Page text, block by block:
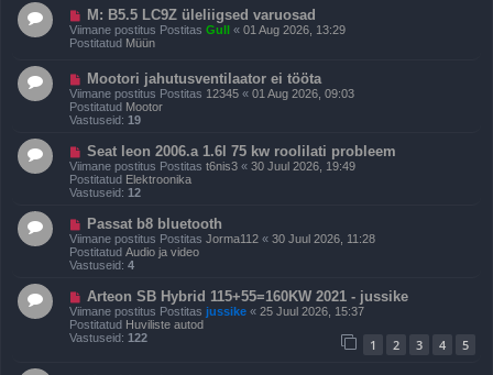
s
t
i
U
u
s
t
i
t
s
M: B5.5 LC9Z üleliigsed varuosad
Viimane postitus Postitas Gull « 01 Aug 2026, 13:29
Postitatud Müün
U
u
s
p
i
t
u
Mootori jahutusventilaator ei tööta
Viimane postitus Postitas 12345 « 01 Aug 2026, 09:03
Postitatud Mootor
Vastuseid: 19
U
u
s
p
i
t
u
Seat leon 2006.a 1.6l 75 kw roolilati probleem
Viimane postitus Postitas t6nis3 « 30 Juul 2026, 19:49
Postitatud Elektroonika
Vastuseid: 12
U
u
s
p
i
t
u
Passat b8 bluetooth
Viimane postitus Postitas Jorma112 « 30 Juul 2026, 11:28
Postitatud Audio ja video
Vastuseid: 4
U
u
s
p
Arteon SB Hybrid 115+55=160KW 2021 - jussike
Viimane postitus Postitas jussike « 25 Juul 2026, 15:37
Postitatud Huviliste autod
Vastuseid: 122 1 2 3 4 5